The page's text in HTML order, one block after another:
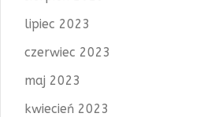
lipiec 2023
czerwiec 2023
maj 2023
kwiecień 2023